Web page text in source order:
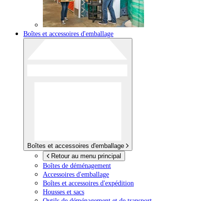
Boîtes et accessoires d'emballage
Boîtes et accessoires d'emballage
Retour au menu principal
Boîtes de déménagement
Accessoires d'emballage
Boîtes et accessoires d'expédition
Housses et sacs